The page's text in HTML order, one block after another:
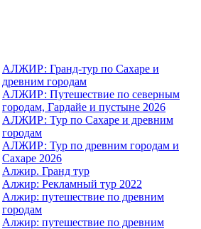
АЛЖИР: Гранд-тур по Сахаре и
древним городам
АЛЖИР: Путешествие по северным
городам, Гардайе и пустыне 2026
АЛЖИР: Тур по Сахаре и древним
городам
АЛЖИР: Тур по древним городам и
Сахаре 2026
Алжир. Гранд тур
Алжир: Рекламный тур 2022
Алжир: путешествие по древним
городам
Алжир: путешествие по древним